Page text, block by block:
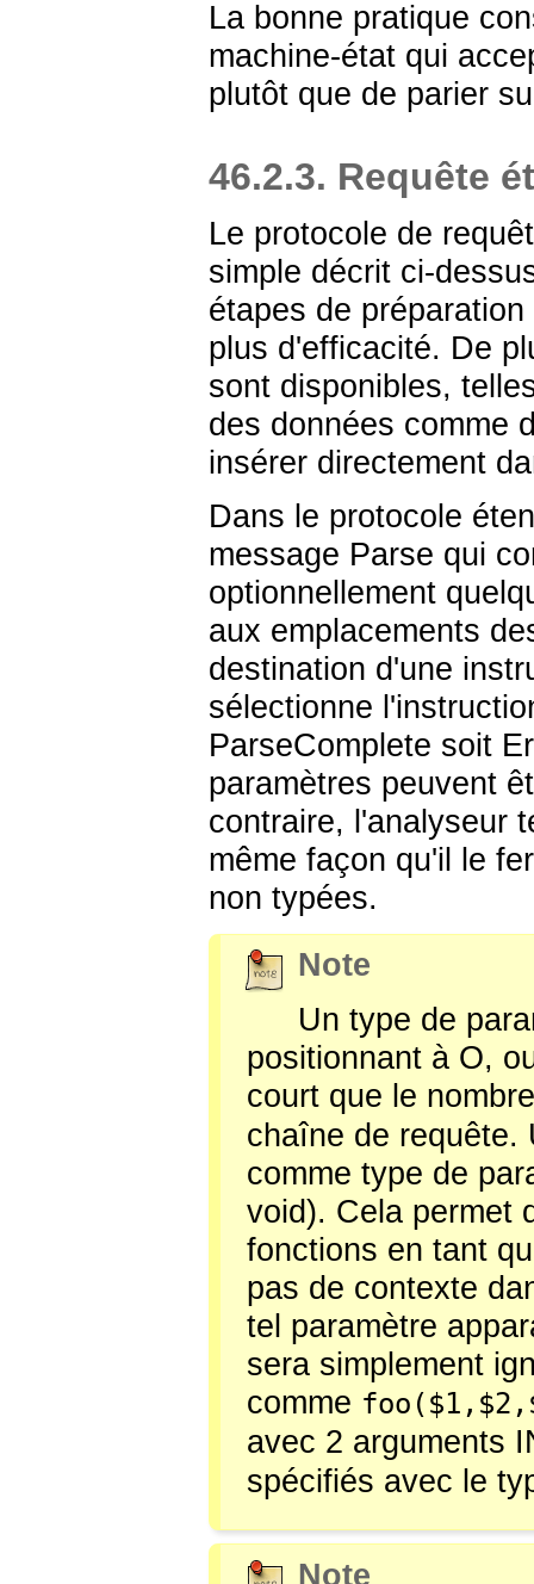
La bonne pratique
machine-état qui
plutôt que de parier
46.2.3. Requête
Le protocole de
simple décrit ci-
étapes de
plus d'efficacité. De
sont disponibles,
des données comme
insérer directement
Dans le protocole
message Parse qui
optionnellement
aux emplacements
destination d'une
sélectionne
ParseComplete soit
paramètres peuvent
contraire, l'analyseur
même façon qu'il le
non typées.
Note
Un type de
positionnant à O,
court que le
chaîne de
comme type de
void). Cela permet
fonctions en tant
pas de contexte
tel paramètre
sera simplement
comme
avec 2 arguments
spécifiés avec le
Note